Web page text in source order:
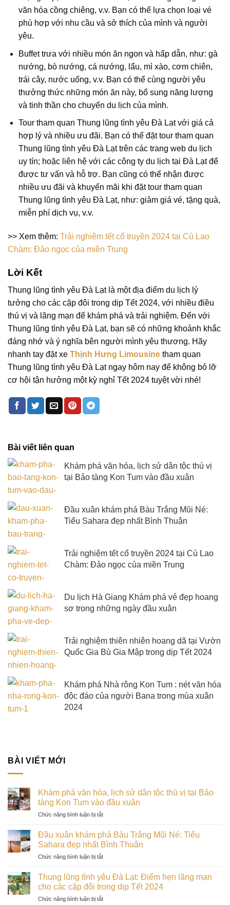
văn hóa cồng chiêng, v.v. Bạn có thể lựa chọn loại vé
phù hợp với nhu cầu và sở thích của mình và người
yêu.
Buffet trưa với nhiều món ăn ngon và hấp dẫn, như: gà
nướng, bò nướng, cá nướng, lẩu, mì xào, cơm chiên,
trái cây, nước uống, v.v. Bạn có thể cùng người yêu
thưởng thức những món ăn này, bổ sung năng lượng
và tinh thần cho chuyến du lịch của mình.
Tour tham quan Thung lũng tình yêu Đà Lạt với giá cả
hợp lý và nhiều ưu đãi. Bạn có thể đặt tour tham quan
Thung lũng tình yêu Đà Lạt trên các trang web du lịch
uy tín; hoặc liên hệ với các công ty du lịch tại Đà Lạt để
được tư vấn và hỗ trợ. Bạn cũng có thể nhận được
nhiều ưu đãi và khuyến mãi khi đặt tour tham quan
Thung lũng tình yêu Đà Lạt, như: giảm giá vé, tặng quà,
miễn phí dịch vụ, v.v.
>> Xem thêm: Trải nghiệm tết cổ truyền 2024 tại Cù Lao
Chàm: Đảo ngọc của miền Trung
Lời Kết
Thung lũng tình yêu Đà Lạt là một địa điểm du lịch lý
tưởng cho các cặp đôi trong dịp Tết 2024, với nhiều điều
thú vị và lãng mạn để khám phá và trải nghiệm. Đến với
Thung lũng tình yêu Đà Lạt, bạn sẽ có những khoảnh khắc
đáng nhớ và ý nghĩa bên người mình yêu thương. Hãy
nhanh tay đặt xe Thịnh Hưng Limousine tham quan
Thung lũng tình yêu Đà Lạt ngay hôm nay để không bỏ lỡ
cơ hội tận hưởng một kỳ nghỉ Tết 2024 tuyệt vời nhé!
Bài viết liên quan
Khám phá văn hóa, lịch sử dân tộc thú vị
tại Bảo tàng Kon Tum vào đầu xuân
Đầu xuân khám phá Bàu Trắng Mũi Né:
Tiểu Sahara đẹp nhất Bình Thuận
Trải nghiệm tết cổ truyền 2024 tại Cù Lao
Chàm: Đảo ngọc của miền Trung
Du lịch Hà Giang Khám phá vẻ đẹp hoang
sơ trong những ngày đầu xuân
Trải nghiệm thiên nhiên hoang dã tại Vườn
Quốc Gia Bù Gia Mập trong dịp Tết 2024
Khám phá Nhà rông Kon Tum : nét văn hóa
độc đáo của người Bana trong mùa xuân
2024
BÀI VIẾT MỚI
Khám phá văn hóa, lịch sử dân tộc thú vị tại Bảo
tàng Kon Tum vào đầu xuân
Chức năng bình luận bị tắtở
phá
văn
hóa,
lịch
dân
tộc
vị
Đầu xuân khám phá Bàu Trắng Mũi Né: Tiểu
Sahara đẹp nhất Bình Thuận
Chức năng bình luận bị tắtở
xuân
phá
Bàu
Thung lũng tình yêu Đà Lạt: Điểm hẹn lãng mạn
cho các cặp đôi trong dịp Tết 2024
Chức năng bình luận bị tắtở